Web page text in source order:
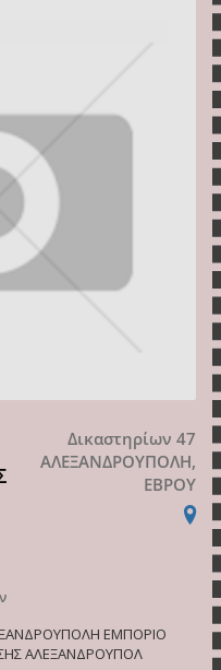
Δικαστηρίων 47
ΑΛΕΞΑΝΔΡΟΥΠΟΛΗ,
ΕΒΡΟΥ
ΕΜΠΟΡΙΟ
ΑΛΕΞΑΝΔΡΟΥΠΟΛ